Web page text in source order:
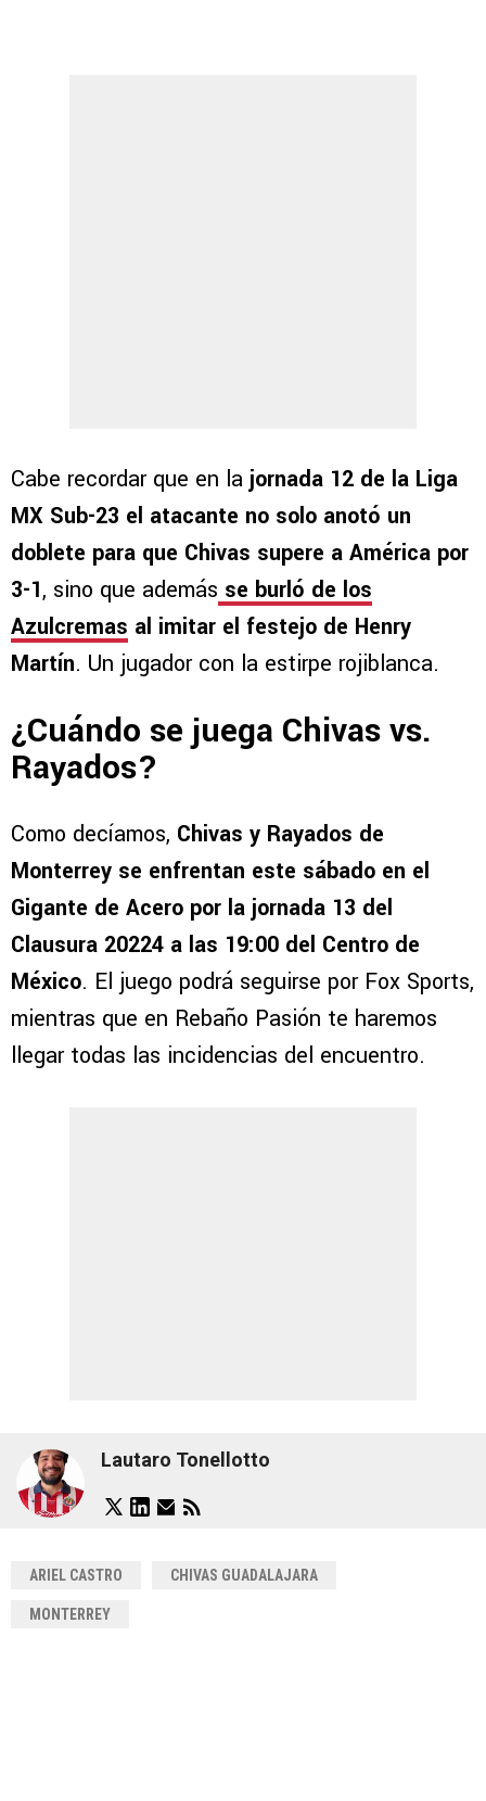
Cabe recordar que en la jornada 12 de la Liga
MX Sub-23 el atacante no solo anotó un
doblete para que Chivas supere a América por
3-1, sino que además se burló de los
Azulcremas al imitar el festejo de Henry
Martín. Un jugador con la estirpe rojiblanca.
¿Cuándo se juega Chivas vs.
Rayados?
Como decíamos, Chivas y Rayados de
Monterrey se enfrentan este sábado en el
Gigante de Acero por la jornada 13 del
Clausura 20224 a las 19:00 del Centro de
México. El juego podrá seguirse por Fox Sports,
mientras que en Rebaño Pasión te haremos
llegar todas las incidencias del encuentro.
Lautaro Tonellotto
ARIEL CASTRO CHIVAS GUADALAJARA
MONTERREY